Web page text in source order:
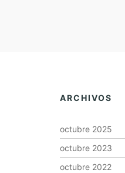
ARCHIVOS
octubre 2025
octubre 2023
octubre 2022